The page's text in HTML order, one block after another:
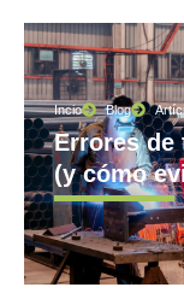
Incio Blog
Errores de
(y cómo